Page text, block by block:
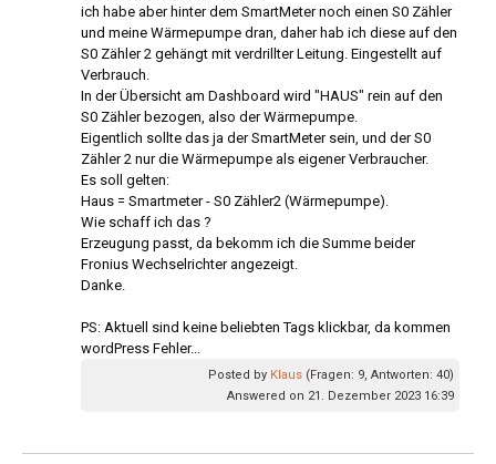
ich habe aber hinter dem SmartMeter noch einen S0 Zähler
und meine Wärmepumpe dran, daher hab ich diese auf den
S0 Zähler 2 gehängt mit verdrillter Leitung. Eingestellt auf
Verbrauch.
In der Übersicht am Dashboard wird "HAUS" rein auf den
S0 Zähler bezogen, also der Wärmepumpe.
Eigentlich sollte das ja der SmartMeter sein, und der S0
Zähler 2 nur die Wärmepumpe als eigener Verbraucher.
Es soll gelten:
Haus = Smartmeter - S0 Zähler2 (Wärmepumpe).
Wie schaff ich das ?
Erzeugung passt, da bekomm ich die Summe beider
Fronius Wechselrichter angezeigt.
Danke.
PS: Aktuell sind keine beliebten Tags klickbar, da kommen
wordPress Fehler...
Posted by Klaus (Fragen: 9, Antworten: 40)
Answered on 21. Dezember 2023 16:39